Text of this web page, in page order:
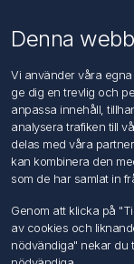
Kontakta oss
Kundtjänst
Sök
Mitt konto
Mina ordrar
Mina adresser
Denna
Vi använder våra
ge dig en trevlig och
anpassa innehåll,
analysera trafiken till
delas med våra
kan kombinera den
som de har samlat in
Genom att klicka på
av cookies och
nödvändiga" nekar du